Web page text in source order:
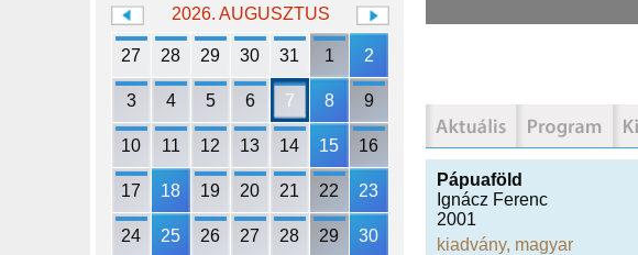
2026. AUGUSZTUS
27 28 29 30 31 1 2
3 4 5 6 7 8 9
10 11 12 13 14 15 16
17 18 19 20 21 22 23
24 25 26 27 28 29 30
Pápuaföld
Ignácz Ferenc
2001
kiadvány, magyar